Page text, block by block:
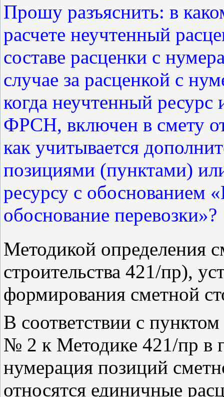
Прошу разъяснить: в
расчете неучтенный
составе расценки с
случае за расценкой с
когда неучтенный
ФРСН, включен в смету
как учитывается
позициями (пунктами)
ресурсу с обоснованием
обоснование перевозки»?
Методикой определения
строительства 421/пр),
формирования сметной
В соответствии с
№ 2 к Методике 421/пр в
нумерация позиций
относятся единичные